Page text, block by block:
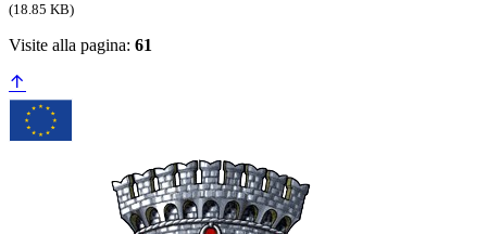
(18.85 KB)
Visite alla pagina: 61